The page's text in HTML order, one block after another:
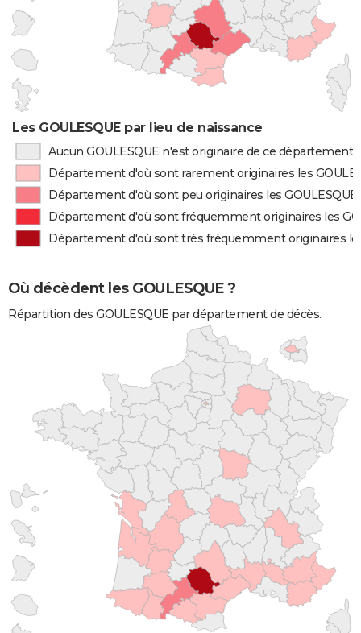
Les GOULESQUE par lieu de naissance
Aucun GOULESQUE n'est originaire de ce département
Département d'où sont rarement originaires les
Département d'où sont peu originaires les GOULESQUE
Département d'où sont fréquemment originaires les
Département d'où sont très fréquemment originaires
Où décèdent les GOULESQUE ?
Répartition des GOULESQUE par département de décès.